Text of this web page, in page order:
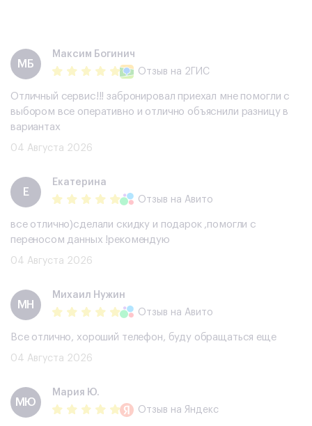
МБ
Максим Богинич
Отзыв на 2ГИС
Отличный сервис!!! забронировал приехал мне помогли с
выбором все оперативно и отлично объяснили разницу в
вариантах
04 Августа 2026
Е
Екатерина
Отзыв на Авито
все отлично)сделали скидку и подарок ,помогли с
переносом данных !рекомендую
04 Августа 2026
МН
Михаил Нужин
Отзыв на Авито
Все отлично, хороший телефон, буду обращаться еще
04 Августа 2026
МЮ
Мария Ю.
Отзыв на Яндекс